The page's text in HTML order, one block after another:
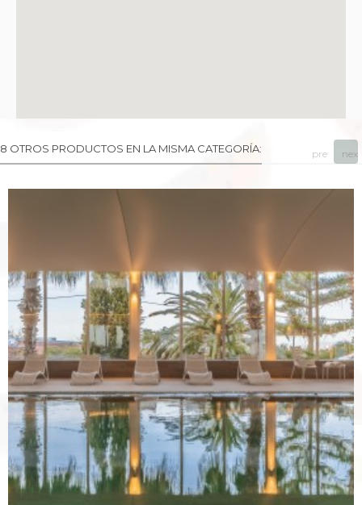
8 OTROS PRODUCTOS EN LA MISMA CATEGORÍA: prev next